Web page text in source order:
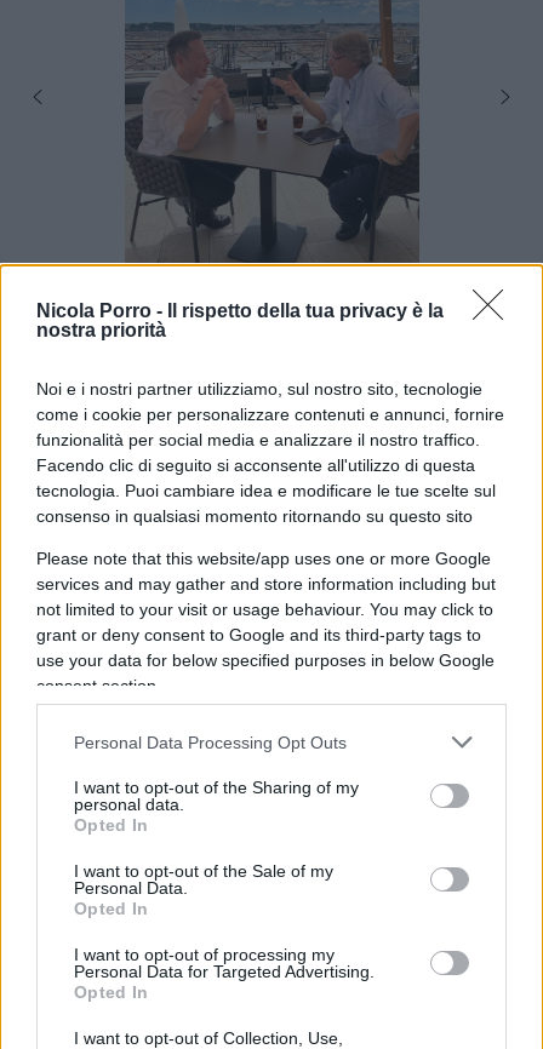
Nicola Porro -
Il rispetto della tua privacy è la
nostra priorità
Noi e i nostri partner utilizziamo, sul nostro sito, tecnologie
come i cookie per personalizzare contenuti e annunci, fornire
funzionalità per social media e analizzare il nostro traffico.
Facendo clic di seguito si acconsente all'utilizzo di questa
tecnologia. Puoi cambiare idea e modificare le tue scelte sul
consenso in qualsiasi momento ritornando su questo sito
Please note that this website/app uses one or more Google
services and may gather and store information including but
not limited to your visit or usage behaviour. You may click to
grant or deny consent to Google and its third-party tags to
use your data for below specified purposes in below Google
consent section.
Personal Data Processing Opt Outs
I want to opt-out of the Sharing of my
personal data.
Opted In
I want to opt-out of the Sale of my
Personal Data.
Opted In
I want to opt-out of processing my
Personal Data for Targeted Advertising.
Opted In
I want to opt-out of Collection, Use,
Ne avranno discusso con Meloni? ConTajanisì.
“Abbiamo parlato di tante cose, di cybersicurezza,
politica industriale, di auto elettriche – ha
spiegato il vicepremir – E gli ho detto che l’Italia è
il miglior Paese in Europa per investire”. Di sicuro
qualcuno porgerà a Musk i ringraziamenti per
dopol’alluvione, l’azienda ha garantito
connettività agli ospedali, alle forze dell’ordine e
alle piccole e medie imprese piegate dal fango.
Un po’ come fatto con l’Ucraina, quando la
società da 1,5 milioni di clienti in tutto il mondo
ha messo a disposizione la sua costellazione di
Genio assoluto, difficilmente inquadrabile, quasi
anarcoide, Elon Musk
sorta di corpo estraneo al progressismo. Basti
pensare agli ultimi tentativi spaziali di
Parliamo dell’unica azienda che produce razzi